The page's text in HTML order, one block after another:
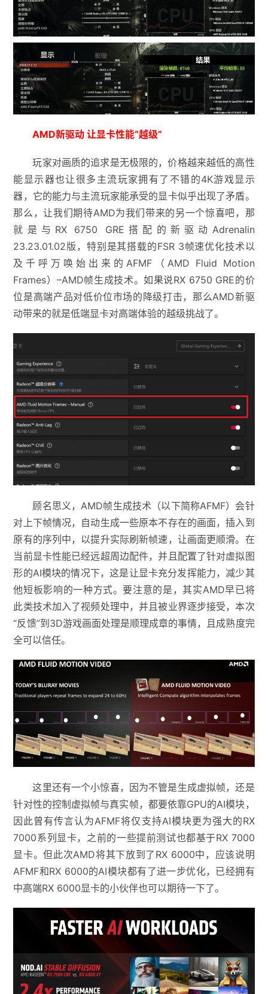
AMD新驱动 让显卡性能“越级”
玩家对画质的追求是无极限的，价格越来越低的高性
能显示器也让很多主流玩家拥有了不错的4K游戏显示
器，它的能力与主流玩家能承受的显卡似乎出现了矛盾。
那么，让我们期待AMD为我们带来的另一个惊喜吧，那
就是与RX 6750 GRE搭配的新驱动Adrenalin
23.23.01.02版，特别是其搭载的FSR 3帧速优化技术以
及千呼万唤始出来的AFMF（AMD Fluid Motion
Frames）–AMD帧生成技术。如果说RX 6750 GRE的价
位是高端产品对低价位市场的降级打击，那么AMD新驱
动带来的就是低端显卡对高端体验的越级挑战了。
顾名思义，AMD帧生成技术（以下简称AFMF）会针
对上下帧情况，自动生成一些原本不存在的画面，插入到
原有的序列中，以提升实际刷新帧速，让画面更顺滑。在
当前显卡性能已经远超周边配件，并且配置了针对虚拟图
形的AI模块的情况下，这是让显卡充分发挥能力，减少其
他短板影响的一种方式。要注意的是，其实AMD早已将
此类技术加入了视频处理中，并且被业界逐步接受，本次
“反馈”到3D游戏画面处理是顺理成章的事情，且成熟度完
全可以信任。
这里还有一个小惊喜，因为不管是生成虚拟帧，还是
针对性的控制虚拟帧与真实帧，都要依靠GPU的AI模块，
因此曾有传言认为AFMF将仅支持AI模块更为强大的RX
7000系列显卡，之前的一些提前测试也都基于RX 7000
显卡。但此次AMD将其下放到了RX 6000中，应该说明
AFMF和RX 6000的AI模块都有了进一步优化，已经拥有
中高端RX 6000显卡的小伙伴也可以期待一下了。